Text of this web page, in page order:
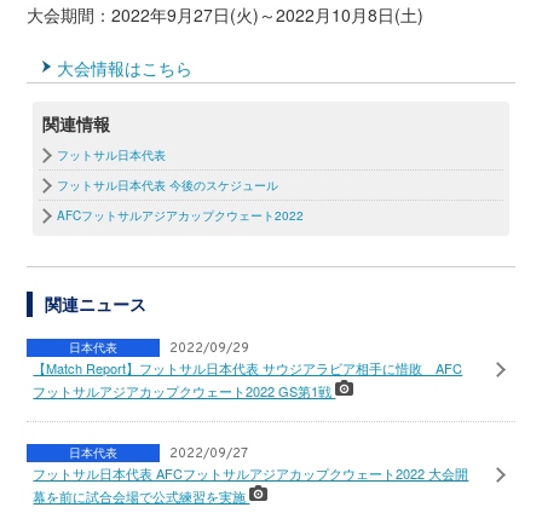
大会期間：2022年9月27日(火)～2022月10月8日(土)
大会情報はこちら
関連情報
フットサル日本代表
フットサル日本代表 今後のスケジュール
AFCフットサルアジアカップクウェート2022
関連ニュース
日本代表 2022/09/29
【Match Report】フットサル日本代表 サウジアラビア相手に惜敗 AFC
フットサルアジアカップクウェート2022 GS第1戦
日本代表 2022/09/27
フットサル日本代表 AFCフットサルアジアカップクウェート2022 大会開
幕を前に試合会場で公式練習を実施